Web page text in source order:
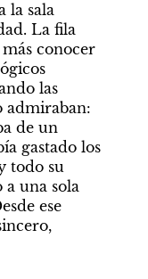
la sala
La fila
conocer
las
admiraban:
de un
gastado los
todo su
una sola
ese